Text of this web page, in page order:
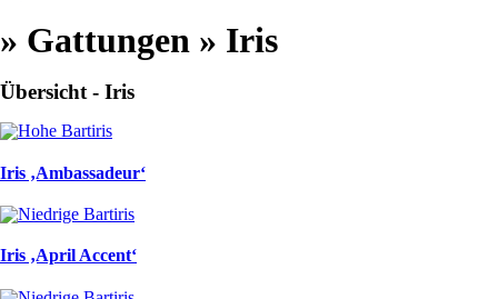
» Gattungen » Iris
Übersicht - Iris
Iris ‚Ambassadeur‘
Iris ‚April Accent‘